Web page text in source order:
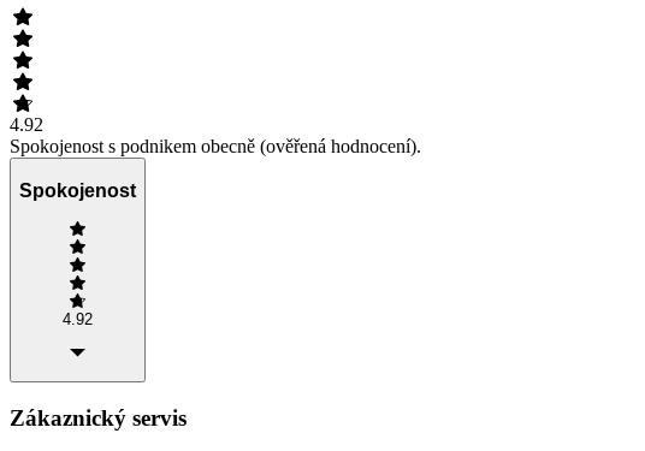
4.92
Spokojenost s podnikem obecně (ověřená hodnocení).
Spokojenost
4.92
Zákaznický servis